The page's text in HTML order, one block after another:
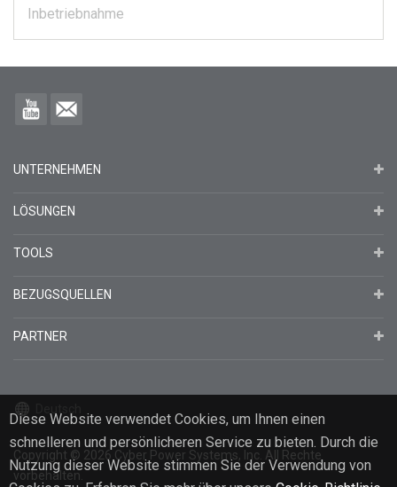
Inbetriebnahme
Diese Website verwendet Cookies, um Ihnen einen
schnelleren und persönlicheren Service zu bieten. Durch die
Nutzung dieser Website stimmen Sie der Verwendung von
UNTERNEHMEN
LÖSUNGEN
TOOLS
BEZUGSQUELLEN
PARTNER
Copyright © 2026 Cyber Power Systems, Inc. All Rechte
vorbehalten.